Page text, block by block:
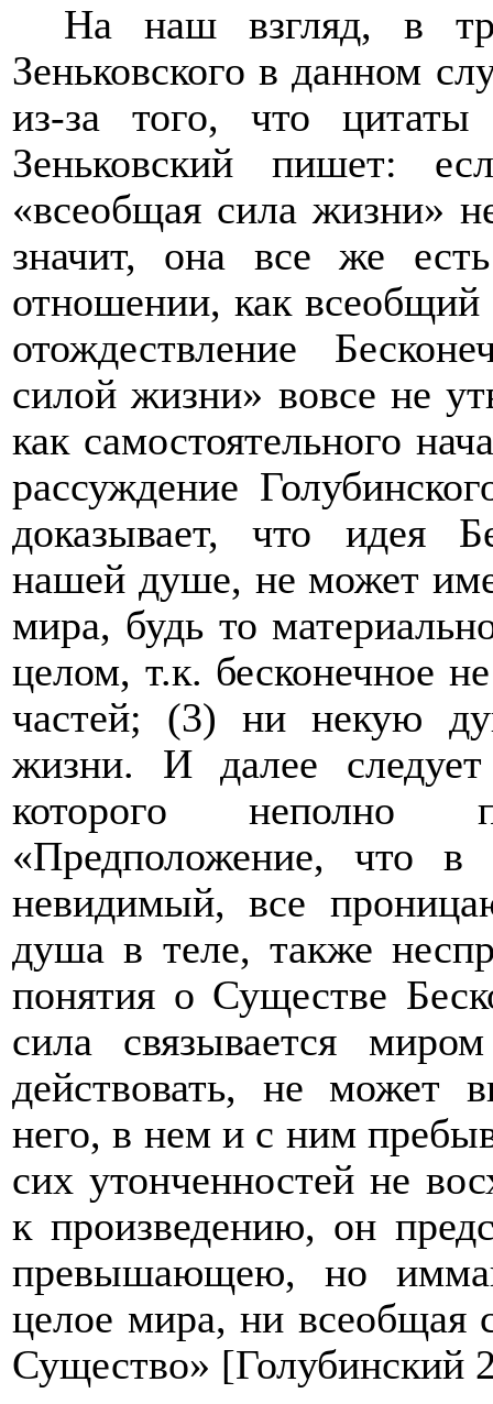
На наш взгляд, в
Зеньковского в данном
из-за того, что
Зеньковский пишет:
«всеобщая сила жизни»
значит, она все же
отношении, как всеобщий
отождествление
силой жизни» вовсе не
как самостоятельного
рассуждение
доказывает, что идея
нашей душе, не может
мира, будь то
целом, т.к. бесконечное
частей; (3) ни некую
жизни. И далее следует
которого неполно
«Предположение, что
невидимый, все
душа в теле, также
понятия о Существе
сила связывается
действовать, не может
него, в нем и с ним
сих утонченностей не
к произведению, он
превышающею, но
целое мира, ни всеобщая
Существо» [Голубинский